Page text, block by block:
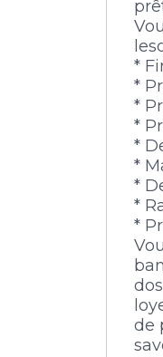
*
*
*
*
*
*
*
*
*
de